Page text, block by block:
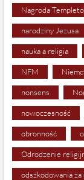
Nagroda
narodziny Jezusa
nauka a religia
NFM
nonsens
nowoczesność
obronność
Odrodzenie
odszkodowania